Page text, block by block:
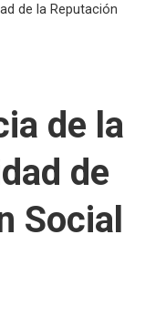
de la Reputación
de la
de
Social